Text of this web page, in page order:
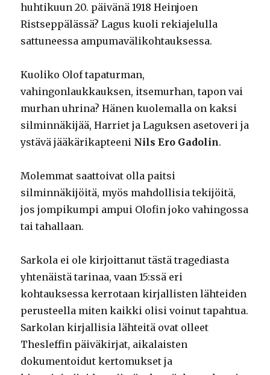
huhtikuun 20. päivänä 1918 Heinjoen
Ristseppälässä? Lagus kuoli rekiajelulla
sattuneessa ampumavälikohtauksessa.
Kuoliko Olof tapaturman,
vahingonlaukkauksen, itsemurhan, tapon vai
murhan uhrina? Hänen kuolemalla on kaksi
silminnäkijää, Harriet ja Laguksen asetoveri ja
ystävä jääkärikapteeni Nils Ero Gadolin.
Molemmat saattoivat olla paitsi
silminnäkijöitä, myös mahdollisia tekijöitä,
jos jompikumpi ampui Olofin joko vahingossa
tai tahallaan.
Sarkola ei ole kirjoittanut tästä tragediasta
yhtenäistä tarinaa, vaan 15:ssä eri
kohtauksessa kerrotaan kirjallisten lähteiden
perusteella miten kaikki olisi voinut tapahtua.
Sarkolan kirjallisia lähteitä ovat olleet
Thesleffin päiväkirjat, aikalaisten
dokumentoidut kertomukset ja